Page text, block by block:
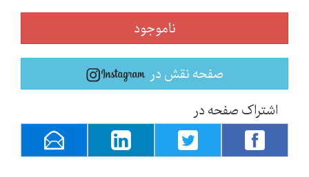
ناموجود
صفحه نقش در
اشتراک صفحه در